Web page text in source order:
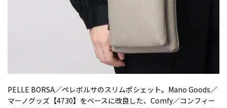
PELLE BORSA／ペレボルサのスリムポシェット。Mano Goods／
マーノグッズ【4730】をベースに改良した、Comfy／コンフィー